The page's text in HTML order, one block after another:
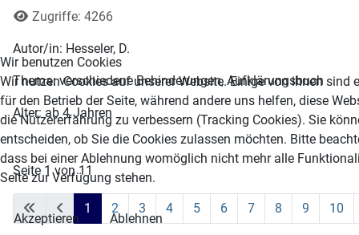
DetailsZugriffe: 4266
Autor/in: Hesseler, D.
Thema: verschiedene Behinderungen, Aufklärungsbuch
Alter: ab 4 Jahren
Seite 1 von 11
1 2 3 4 5 6 7 8 9 10
Wir benutzen Cookies
Wir nutzen Cookies auf unserer Website. Einige von ihnen sind
für den Betrieb der Seite, während andere uns helfen, diese
die Nutzererfahrung zu verbessern (Tracking Cookies). Sie
entscheiden, ob Sie die Cookies zulassen möchten. Bitte
dass bei einer Ablehnung womöglich nicht mehr alle
Seite zur Verfügung stehen.
Akzeptieren
Ablehnen